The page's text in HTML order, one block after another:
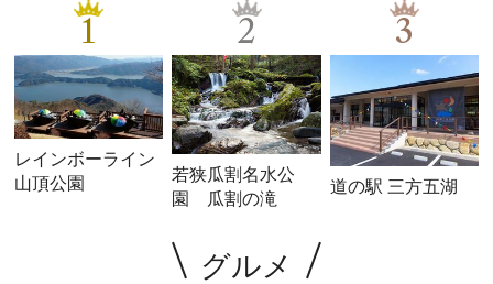
1
レインボーライン
山頂公園
2
若狭瓜割名水公
園 瓜割の滝
3
道の駅 三方五湖
グルメ